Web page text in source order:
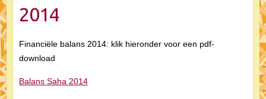
2014
Financiële balans 2014: klik hieronder voor een pdf-
download
Balans Saha 2014